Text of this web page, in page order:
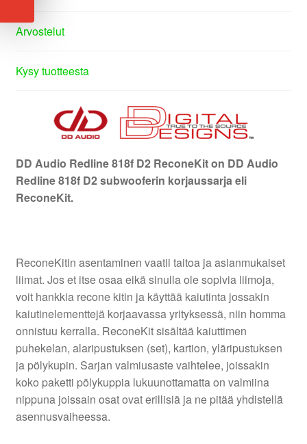
Arvostelut
Kysy tuotteesta
DD Audio Redline 818f D2 ReconeKit on DD Audio
Redline 818f D2subwooferin korjaussarja eli
ReconeKit.
ReconeKitin asentaminen vaatii taitoa ja asianmukaiset
liimat. Jos et itse osaa eikä sinulla ole sopivia liimoja,
voit hankkia recone kitin ja käyttää kaiutinta jossakin
kaiutinelementtejä korjaavassa yrityksessä, niin homma
onnistuu kerralla. ReconeKit sisältää kaiuttimen
puhekelan, alaripustuksen (set), kartion, yläripustuksen
ja pölykupin. Sarjan valmiusaste vaihtelee, joissakin
koko paketti pölykuppia lukuunottamatta on valmiina
nippuna joissain osat ovat erillisiä ja ne pitää yhdistellä
asennusvaiheessa.